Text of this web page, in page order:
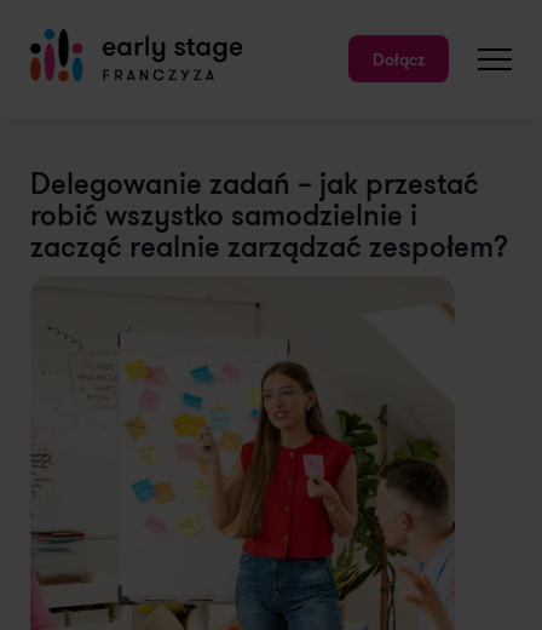
Dołącz
Delegowanie zadań – jak przestać
robić wszystko samodzielnie i
zacząć realnie zarządzać zespołem?